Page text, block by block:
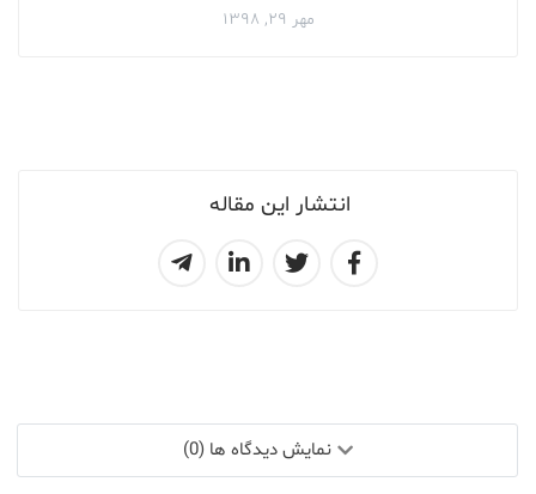
انتشار این مقاله
مهر ۲۹, ۱۳۹۸
نمایش دیدگاه ها (0)